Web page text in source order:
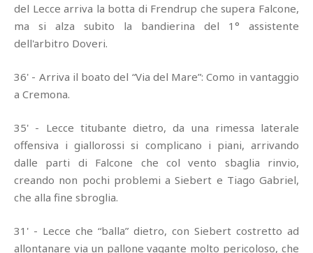
del Lecce arriva la botta di Frendrup che supera Falcone,
ma si alza subito la bandierina del 1° assistente
dell'arbitro Doveri.
36' - Arriva il boato del “Via del Mare”: Como in vantaggio
a Cremona.
35' - Lecce titubante dietro, da una rimessa laterale
offensiva i giallorossi si complicano i piani, arrivando
dalle parti di Falcone che col vento sbaglia rinvio,
creando non pochi problemi a Siebert e Tiago Gabriel,
che alla fine sbroglia.
31' - Lecce che “balla” dietro, con Siebert costretto ad
allontanare via un pallone vagante molto pericoloso, che